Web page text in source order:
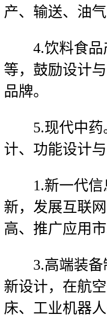
产、输送、油
4.饮料食品产
等，鼓励设计
品牌。
5.现代中药。
计、功能设计
1.新一代信息
新，发展互联
高、推广应用
3.高端装备制
新设计，在航
床、工业机器